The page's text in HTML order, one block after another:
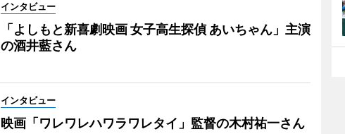
インタビュー
「よしもと新喜劇映画 女子高生探偵 あいちゃん」主演
の酒井藍さん
インタビュー
映画「ワレワレハワラワレタイ」監督の木村祐一さん